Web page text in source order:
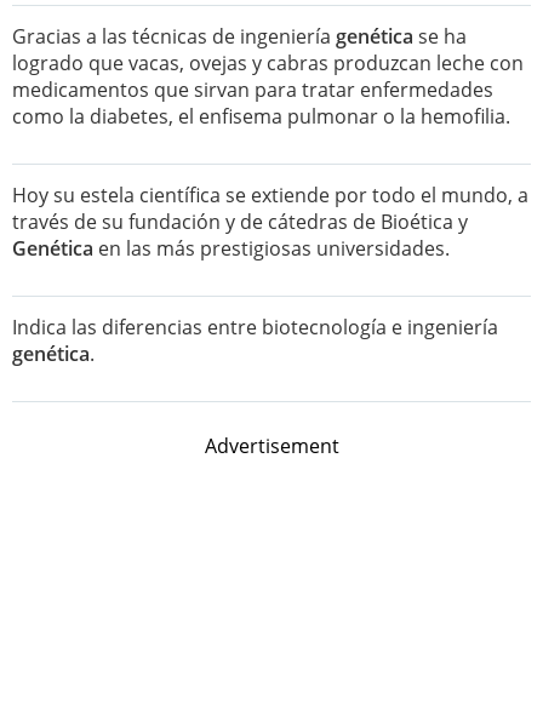
Gracias a las técnicas de ingeniería genética se ha
logrado que vacas, ovejas y cabras produzcan leche con
medicamentos que sirvan para tratar enfermedades
como la diabetes, el enfisema pulmonar o la hemofilia.
Hoy su estela científica se extiende por todo el mundo, a
través de su fundación y de cátedras de Bioética y
Genética en las más prestigiosas universidades.
Indica las diferencias entre biotecnología e ingeniería
genética.
Advertisement